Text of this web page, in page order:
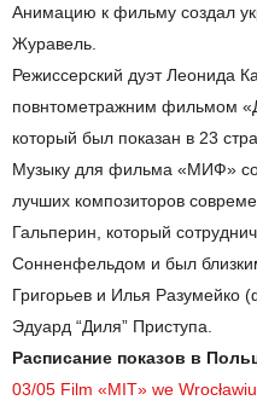
Анимацию к фильму создал
Журавель.
Режиссерский дуэт Леонида
повнтометражним фильмом
который был показан в 23
Музыку для фильма «МИФ»
лучших композиторов
Гальперин, который
Сонненфельдом и был
Григорьев и Илья Разумейко
Эдуард “Диля” Приступа.
Расписание показов в
03/05 Film «MIT» we Wrocławiu